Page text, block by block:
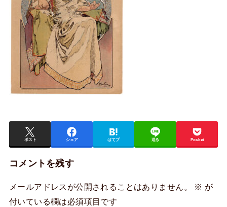
ポスト シェア はてブ 送る Pocket
コメントを残す
メールアドレスが公開されることはありません。 ※ が
付いている欄は必須項目です